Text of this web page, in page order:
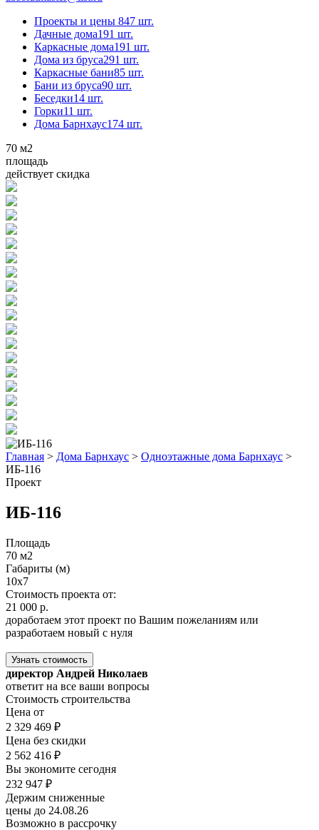
Проекты и цены 847 шт.
Дачные дома191 шт.
Каркасные дома191 шт.
Дома из бруса291 шт.
Каркасные бани85 шт.
Бани из бруса90 шт.
Беседки14 шт.
Горки11 шт.
Дома Барнхаус174 шт.
70 м2
площадь
действует скидка
Главная > Дома Барнхаус > Одноэтажные дома Барнхаус >
ИБ-116
Проект
ИБ-116
Площадь
70 м2
Габариты (м)
10x7
Стоимость проекта от:
21 000 р.
доработаем этот проект по Вашим пожеланиям или
разработаем новый с нуля
Узнать стоимость
директор Андрей Николаев
ответит на все ваши вопросы
Стоимость строительства
Цена от
2 329 469 ₽
Цена без скидки
2 562 416 ₽
Вы экономите сегодня
232 947 ₽
Держим сниженные
цены до 24.08.26
Возможно в рассрочку